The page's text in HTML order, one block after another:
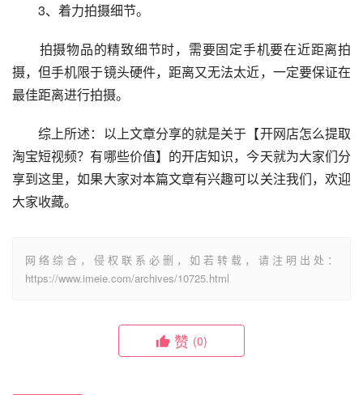
3、着力拍摄细节。
拍摄物品的精致细节时，需要固定手机要在近距离拍
摄，但手机限于镜头硬件，距离又无法太近，一定要保证在
最佳距离进行拍摄。
综上所述：以上文章分享的就是关于【开网店怎么提取
淘宝短视频？有哪些价值】的开店知识，今天就为大家们分
享到这里，如果大家对本篇文章有兴趣可以关注我们，欢迎
大家收藏。
网络综合，侵权联系必删，如若转载，请注明出处：
https://www.imeie.com/archives/10725.html
赞 (0)